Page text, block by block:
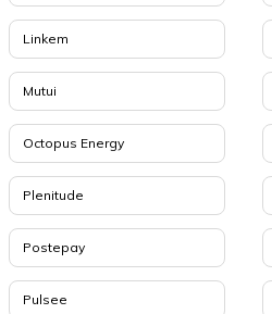
Linkem
Mutui
Octopus Energy
Plenitude
Postepay
Pulsee